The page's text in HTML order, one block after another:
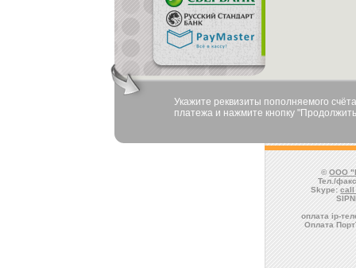
Укажите реквизиты пополняемого
платежа и нажмите кнопку
©ООО
Тел./
Skype:
оплата ip-
Оплата